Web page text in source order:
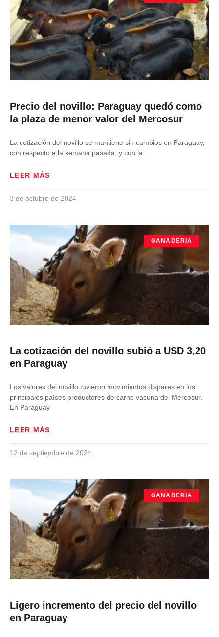
Precio del novillo: Paraguay quedó como
la plaza de menor valor del Mercosur
La cotización del novillo se mantiene sin cambios en Paraguay,
con respecto a la semana pasada, y con la
LEER MÁS
3 de octubre de 2024
GANADERÍA
La cotización del novillo subió a USD 3,20
en Paraguay
Los valores del novillo tuvieron movimientos dispares en los
principales países productores de carne vacuna del Mercosur.
En Paraguay
LEER MÁS
12 de septiembre de 2024
GANADERÍA
Ligero incremento del precio del novillo
en Paraguay